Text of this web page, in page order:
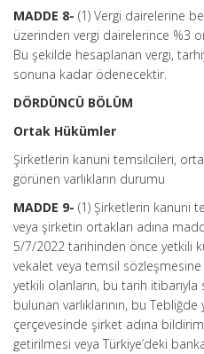
MADDE 8- (1) Vergi dairelerine
üzerinden vergi dairelerince %3
Bu şekilde hesaplanan vergi,
sonuna kadar ödenecektir.
DÖRDÜNCÜ BÖLÜM
Ortak Hükümler
Şirketlerin kanuni temsilcileri,
görünen varlıkların durumu
MADDE 9- (1) Şirketlerin kanuni
veya şirketin ortakları adına
5/7/2022 tarihinden önce yetkili
vekalet veya temsil
yetkili olanların, bu tarih itibarıyla
bulunan varlıklarının, bu Tebliğde
çerçevesinde şirket adına
getirilmesi veya Türkiye’deki